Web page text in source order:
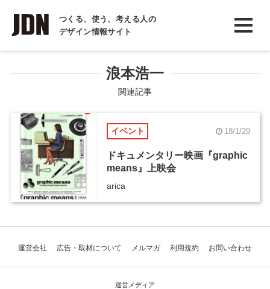
つくる、使う、考える人の
デザイン情報サイト
INTERVIEW
インタビュー
COLUMN
コラム
浪本浩一
関連記事
イベント 18/1/29
ドキュメンタリー映画『graphic
means』上映会
arica
運営会社 広告・取材について メルマガ 利用規約 お問い合わせ
運営メディア